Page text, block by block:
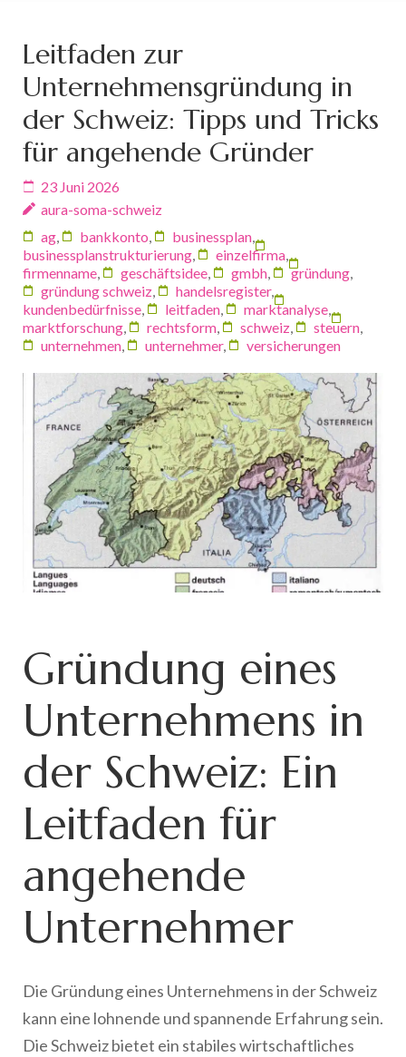
Leitfaden zur
Unternehmensgründung in
der Schweiz: Tipps und Tricks
für angehende Gründer
23 Juni 2026
aura-soma-schweiz
ag
bankkonto businessplan
businessplanstrukturierung
einzelfirma
firmenname
geschäftsidee gmbh gründung
gründung schweiz
handelsregister,
kundenbedürfnisse
leitfaden marktanalyse
marktforschung
rechtsform schweiz steuern
unternehmen
unternehmer, versicherungen
Gründung eines
Unternehmens in
der Schweiz: Ein
Leitfaden für
angehende
Unternehmer
Die Gründung eines Unternehmens in der Schweiz
kann eine lohnende und spannende Erfahrung sein.
Die Schweiz bietet ein stabiles wirtschaftliches